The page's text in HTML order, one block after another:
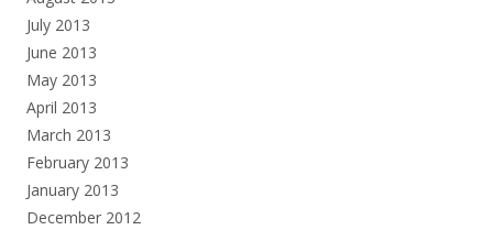
July 2013
June 2013
May 2013
April 2013
March 2013
February 2013
January 2013
December 2012